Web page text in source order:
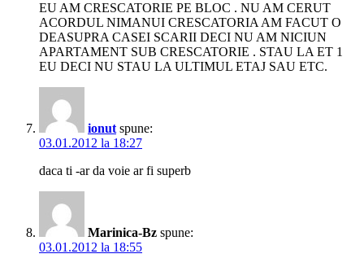
EU AM CRESCATORIE PE BLOC . NU AM CERUT
ACORDUL NIMANUI CRESCATORIA AM FACUT O
DEASUPRA CASEI SCARII DECI NU AM NICIUN
APARTAMENT SUB CRESCATORIE . STAU LA ET 1
EU DECI NU STAU LA ULTIMUL ETAJ SAU ETC.
ionut spune:
03.01.2012 la 18:27
daca ti -ar da voie ar fi superb
Marinica-Bz spune:
03.01.2012 la 18:55